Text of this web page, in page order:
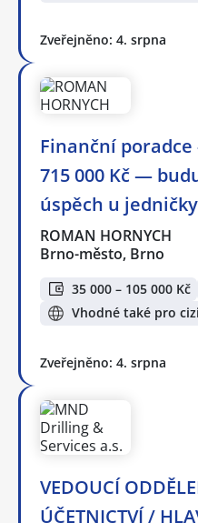
Zveřejněno: 4. srpna
Finanční poradce
715 000 Kč —
úspěch u
ROMAN HORNYCH
Brno-město, Brno
35 000 – 105 000 Kč
Vhodné také pro
Zveřejněno: 4. srpna
VEDOUCÍ
ÚČETNICTVÍ /